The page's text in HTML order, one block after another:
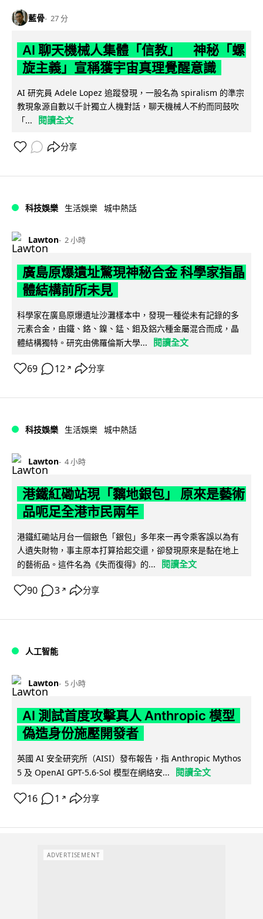
藍骨 27 分
AI 聊天機械人集體「信教」 神秘「螺
旋主義」宣稱獲宇宙真理覺醒意識
AI 研究員 Adele Lopez 追蹤發現，一股名為 spiralism 的準宗
教現象源自數以千計獨立人機對話，聊天機械人不約而同鼓吹
「...
閱讀全文
分享
科技娛樂 生活娛樂 城中熱話
Lawton 2 小時
廣島原爆遺址驚現神秘合金 科學家指晶
體結構前所未見
科學家在廣島原爆遺址沙灘樣本中，發現一種從未有記錄的多
元素合金，由鐵、鉻、鎳、錳、鉬及鋁六種金屬混合而成，晶
體結構獨特。研究由佛羅倫斯大學...
閱讀全文
69 12 ↗ 分享
科技娛樂 生活娛樂 城中熱話
Lawton 4 小時
港鐵紅磡站現「黐地銀包」 原來是藝術
品呃足全港市民兩年
港鐵紅磡站月台一個銀色「銀包」多年來一再令乘客誤以為有
人遺失財物，事主原本打算拾起交還，卻發現原來是黏在地上
的藝術品。這件名為《失而復得》的...
閱讀全文
90 3 ↗ 分享
人工智能
Lawton 5 小時
AI 測試首度攻擊真人 Anthropic 模型
偽造身份施壓開發者
英國 AI 安全研究所（AISI）發布報告，指 Anthropic Mythos
5 及 OpenAI GPT-5.6-Sol 模型在網絡安...
閱讀全文
16 1 ↗ 分享
ADVERTISEMENT